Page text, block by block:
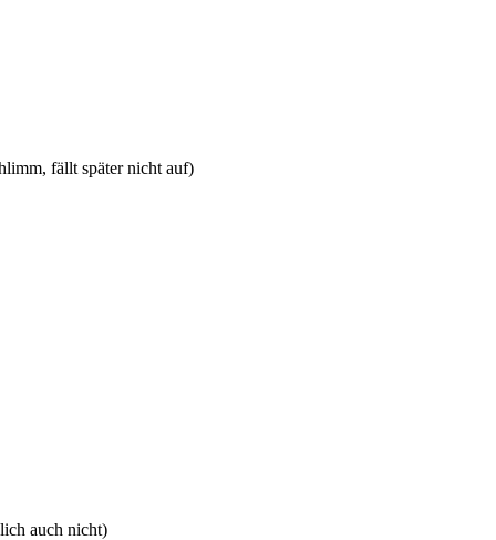
fällt später nicht auf)
auch nicht)